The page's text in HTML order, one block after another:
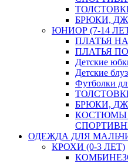
БРЮКИ,
ЮНИОР (7-14
ПЛАТЬЯ
ПЛАТЬЯ
Детские
Детские
Футболки
БРЮКИ,
КОСТЮМЫ
ОДЕЖДА ДЛЯ
КРОХИ (0-3 ЛЕТ)